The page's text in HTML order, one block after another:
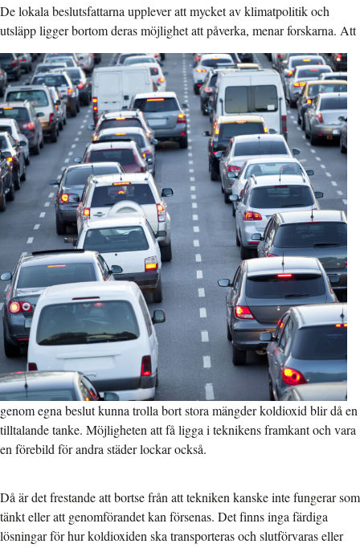
De lokala beslutsfattarna upplever att mycket av klimatpolitik och
utsläpp liggerbortom deras möjlighet att påverka, menar forskarna. Att
genom egna beslut kunna trolla bort stora mängder koldioxid blir då en
tilltalande tanke. Möjligheten att få ligga i teknikens framkant och vara
en förebild för andra städer lockar också.
Då är det frestande att bortse från att tekniken kanske inte fungerar som
tänkt eller att genomförandet kan försenas. Det finns inga färdiga
lösningar för hur koldioxiden ska transporteras och slutförvaras eller